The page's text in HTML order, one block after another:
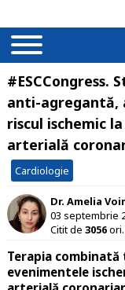
#ESCCongress.
anti-agregantă,
riscul ischemic
arterială
Cardiologie
Dr. Amelia
03 septembrie
Citit de 3056ori.
Terapia
evenimentele